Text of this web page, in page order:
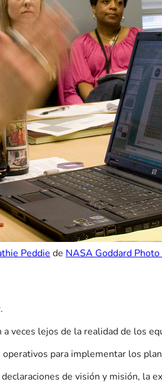
Peddie de NASA Goddard
lejos de la realidad de los
para implementar los
de visión y misión, la